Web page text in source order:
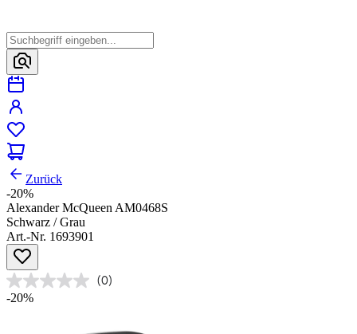
Zurück
-20%
Alexander McQueen AM0468S
Schwarz / Grau
Art.-Nr. 1693901
(0)
-20%